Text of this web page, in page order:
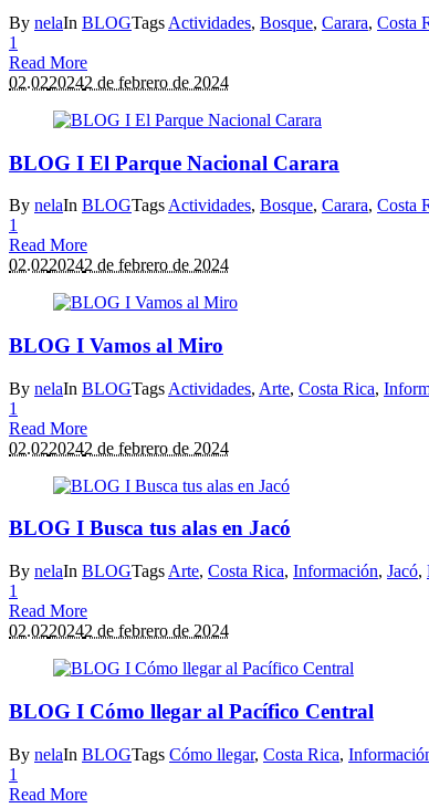
By nelaIn BLOGTags Actividades, Bosque, Carara, Costa
1
Read More
02.0220242 de febrero de 2024
BLOG I El Parque Nacional Carara
By nelaIn BLOGTags Actividades, Bosque, Carara, Costa
1
Read More
02.0220242 de febrero de 2024
BLOG I Vamos al Miro
By nelaIn BLOGTags Actividades, Arte, Costa Rica,
1
Read More
02.0220242 de febrero de 2024
BLOG I Busca tus alas en Jacó
By nelaIn BLOGTags Arte, Costa Rica, Información, Jacó,
1
Read More
02.0220242 de febrero de 2024
BLOG I Cómo llegar al Pacífico Central
By nelaIn BLOGTags Cómo llegar, Costa Rica,
1
Read More